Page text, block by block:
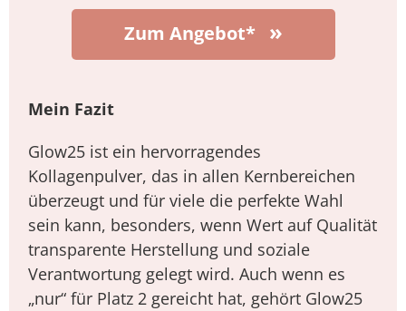
Zum Angebot* »
Mein Fazit
Glow25 ist ein hervorragendes
Kollagenpulver, das in allen Kernbereichen
überzeugt und für viele die perfekte Wahl
sein kann, besonders, wenn Wert auf Qualität
transparente Herstellung und soziale
Verantwortung gelegt wird. Auch wenn es
„nur“ für Platz 2 gereicht hat, gehört Glow25